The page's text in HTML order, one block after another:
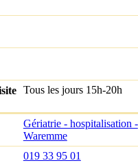
Tous les jours 15h-20h
Gériatrie - hospitalisation -
Waremme
019 33 95 01